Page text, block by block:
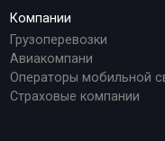
Компании
Грузоперевозки
Авиакомпани
Операторы мобильной
Страховые компании